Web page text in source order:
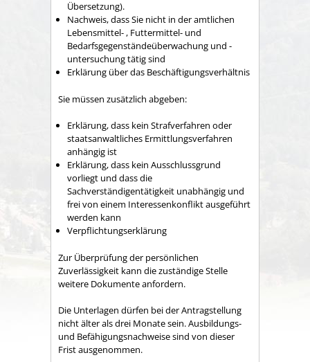
Übersetzung).
Nachweis, dass Sie nicht in der amtlichen
Lebensmittel- , Futtermittel- und
Bedarfsgegenständeüberwachung und -
untersuchung tätig sind
Erklärung über das Beschäftigungsverhältnis
Sie müssen zusätzlich abgeben:
Erklärung, dass kein Strafverfahren oder
staatsanwaltliches Ermittlungsverfahren
anhängig ist
Erklärung, dass kein Ausschlussgrund
vorliegt und dass die
Sachverständigentätigkeit unabhängig und
frei von einem Interessenkonflikt ausgeführt
werden kann
Verpflichtungserklärung
Zur Überprüfung der persönlichen
Zuverlässigkeit kann die zuständige Stelle
weitere Dokumente anfordern.
Die Unterlagen dürfen bei der Antragstellung
nicht älter als drei Monate sein. Ausbildungs-
und Befähigungsnachweise sind von dieser
Frist ausgenommen.